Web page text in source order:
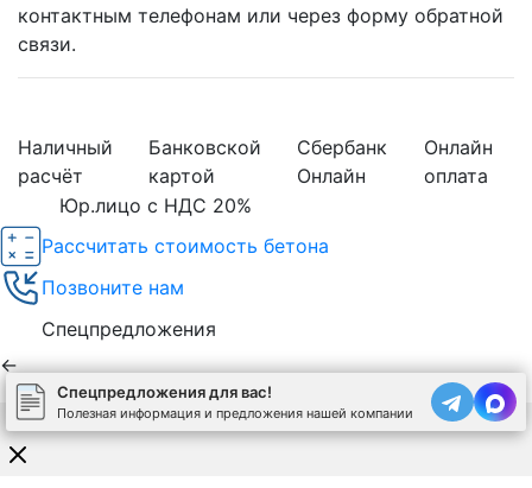
контактным телефонам или через форму обратной
связи.
Наличный
расчёт
Банковской
картой
Сбербанк
Онлайн
Онлайн
оплата
Юр.лицо с НДС 20%
Спецпредложения для вас!
Полезная информация и предложения нашей компании
Рассчитать стоимость бетона
Позвоните нам
Спецпредложения
←
Используя сайт, вы соглашаетесь на обработку cookies